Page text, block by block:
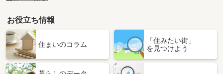
お役立ち情報
住まいのコラム
「住みたい街」
を見つけよう